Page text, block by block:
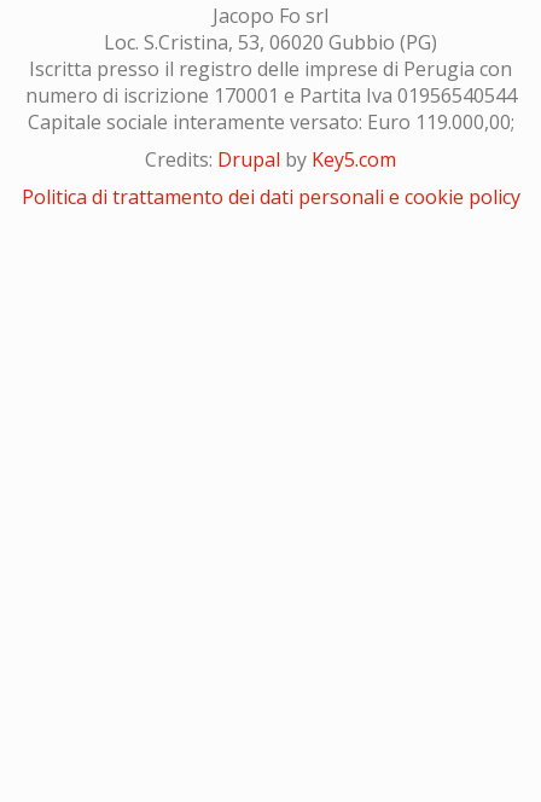
Jacopo Fo srl
Loc. S.Cristina, 53, 06020 Gubbio (PG)
Iscritta presso il registro delle imprese di Perugia con
numero di iscrizione 170001 e Partita Iva 01956540544
Capitale sociale interamente versato: Euro 119.000,00;
Credits: Drupal by Key5.com
Politica di trattamento dei dati personali e cookie policy